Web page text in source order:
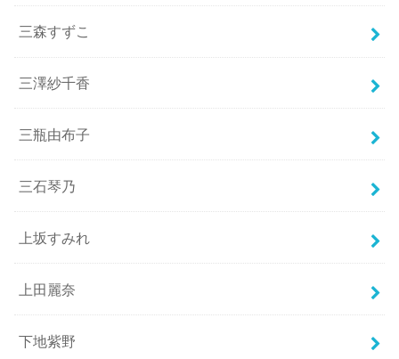
三森すずこ
三澤紗千香
三瓶由布子
三石琴乃
上坂すみれ
上田麗奈
下地紫野